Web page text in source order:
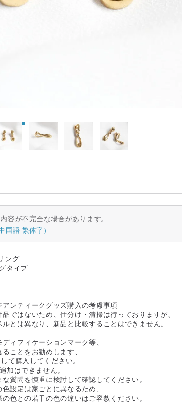
容が不完全な場合があります。
国語-繁体字）
ング
タイプ
ンティークグッズ購入の考慮事項
ではないため、仕分け・清掃は行っておりますが、
とは異なり、新品と比較することはできません。
ィフィケーションマーク等、
ことをお勧めします、
て購入してください。
加はできません。
質問を慎重に検討して確認してください。
設定は家ごとに異なるため、
色との若干の色の違いはご容赦ください。